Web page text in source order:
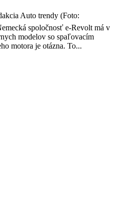
Auto trendy (Foto:
spoločnosť e-Revolt má v
modelov so spaľovacím
motora je otázna. To...